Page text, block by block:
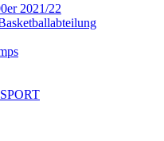
2021/22